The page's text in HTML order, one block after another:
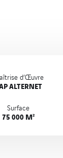
d’Œuvre
ALTERNET
Surface
75 000 M²